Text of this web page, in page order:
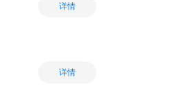
详情
详情